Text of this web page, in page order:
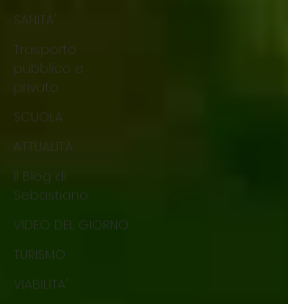
SANITA'
Trasporto
pubblico e
privato
SCUOLA
ATTUALITÀ
Il Blog di
Sebastiano
VIDEO DEL GIORNO
TURISMO
VIABILITA'